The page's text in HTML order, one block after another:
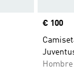
Precio
€ 100